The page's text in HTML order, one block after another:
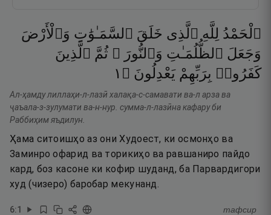
ٱلْحَمْدُ لِلَّهِ ٱلَّذِى خَلَقَ ٱلسَّمَـٰوَٰتِ وَٱلْأَرْضَ
وَجَعَلَ ٱلظُّلُمَـٰتِ وَٱلنُّورَ ۖ ثُمَّ ٱلَّذِينَ
كَفَرُوا۟ بِرَبِّهِمْ يَعْدِلُونَ ۝ ١
Ал-ҳамду лиллаҳи-л-лазӣ халақа-с-самавати ва-л арза ва
ҷаъала-з-зулумати ва-н-нур. сумма-л-лазӣна кафару би
Раббиҳим яъдилун.
Ҳама ситоишҳо аз они Худоест, ки осмонҳо ва
Заминро офарид ва торикиҳо ва равшаниро пайдо
кард, боз касоне ки кофир шуданд, ба Парвардигори
худ (чизеро) баробар мекунанд.
6:1 тафсир